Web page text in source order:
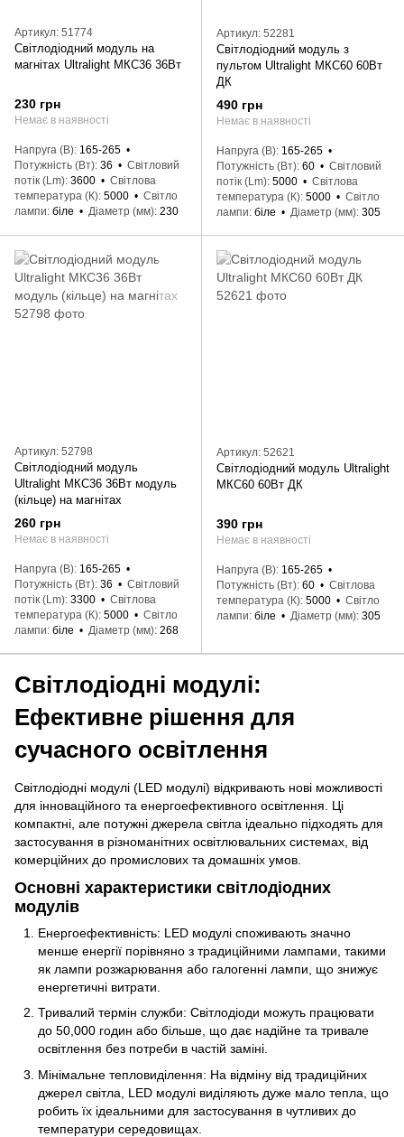
Світлодіодні модулі:
Ефективне рішення для
сучасного освітлення
Світлодіодні модулі (LED модулі) відкривають нові можливості
для інноваційного та енергоефективного освітлення. Ці
компактні, але потужні джерела світла ідеально підходять для
застосування в різноманітних освітлювальних системах, від
комерційних до промислових та домашніх умов.
Основні характеристики світлодіодних
модулів
Енергоефективність: LED модулі споживають значно
менше енергії порівняно з традиційними лампами, такими
як лампи розжарювання або галогенні лампи, що знижує
енергетичні витрати.
Тривалий термін служби: Світлодіоди можуть працювати
до 50,000 годин або більше, що дає надійне та тривале
освітлення без потреби в частій заміні.
Мінімальне тепловиділення: На відміну від традиційних
джерел світла, LED модулі виділяють дуже мало тепла, що
робить їх ідеальними для застосування в чутливих до
температури середовищах.
Артикул: 51774
Світлодіодний модуль на
магнітах Ultralight МКС36 36Вт
230 грн
Немає в наявності
Напруга (В) 165-265
Потужність (Вт) 36
Світловий
потік (Lm) 3600
Світлова
температура (К) 5000
Світло
лампи біле Діаметр (мм) 230
Артикул: 52281
Світлодіодний модуль з
пультом Ultralight МКС60 60Вт
ДК
490 грн
Немає в наявності
Напруга (В) 165-265
Потужність (Вт) 60
Світловий
потік (Lm) 5000
Світлова
температура (К) 5000
Світло
лампи біле Діаметр (мм) 305
Артикул: 52798
Світлодіодний модуль
Ultralight МКС36 36Вт модуль
(кільце) на магнітах
260 грн
Немає в наявності
Напруга (В) 165-265
Потужність (Вт) 36
Світловий
потік (Lm) 3300
Світлова
температура (К) 5000
Світло
лампи біле Діаметр (мм) 268
Артикул: 52621
Світлодіодний модуль Ultralight
МКС60 60Вт ДК
390 грн
Немає в наявності
Напруга (В) 165-265
Потужність (Вт) 60
Світлова
температура (К) 5000
Світло
лампи біле Діаметр (мм) 305